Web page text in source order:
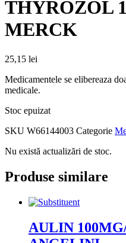
THYROZOL
MERCK
25,15 lei
Medicamentele se elibereaza
medicale.
Stoc epuizat
SKU W66144003 Categorie
Nu există actualizări de stoc.
Produse similare
AULIN